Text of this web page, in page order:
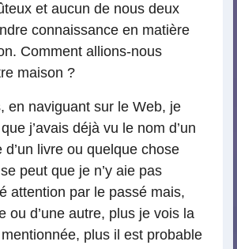
et aucun de nous deux
connaissance en matière
Comment allions-nous
maison ?
en naviguant sur le Web, je
j’avais déjà vu le nom d’un
d’un livre ou quelque chose
peut que je n’y aie pas
attention par le passé mais,
ou d’une autre, plus je vois la
plus il est probable